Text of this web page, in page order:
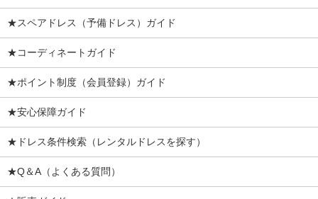
★スペアドレス（予備ドレス）ガイド
★コーディネートガイド
★ポイント制度（会員登録）ガイド
★安心保障ガイド
★ドレス条件検索（レンタルドレスを探す）
★Q＆A（よくある質問）